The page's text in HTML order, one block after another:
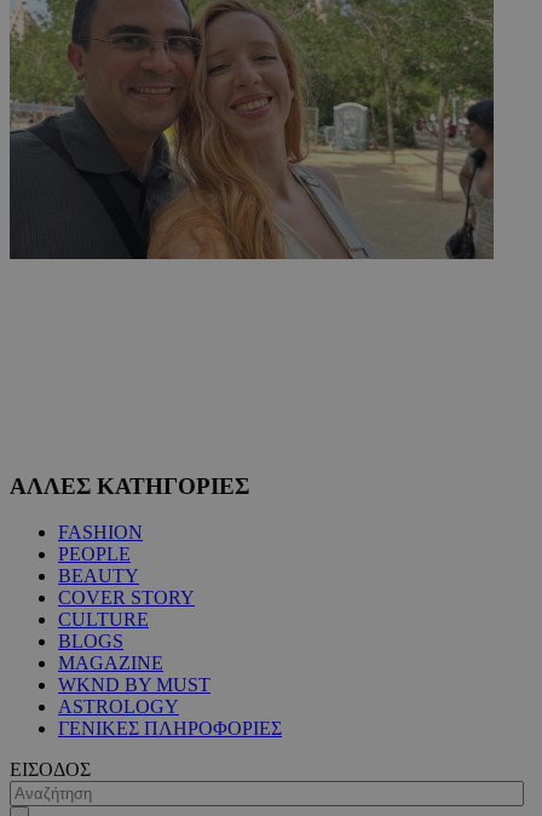
ΑΛΛΕΣ ΚΑΤΗΓΟΡΙΕΣ
FASHION
PEOPLE
BEAUTY
COVER STORY
CULTURE
BLOGS
MAGAZINE
WKND BY MUST
ASTROLOGY
ΓΕΝΙΚΕΣ ΠΛΗΡΟΦΟΡΙΕΣ
ΕΙΣΟΔΟΣ